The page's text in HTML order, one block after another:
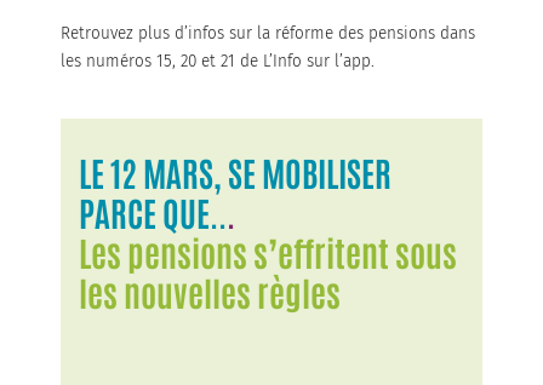
Retrouvez plus d’infos sur la réforme des pensions dans
les numéros 15, 20 et 21 de L’Info sur l’app.
LE 12 MARS, SE MOBILISER
PARCE QUE..
Les pensions s’effritent sous
les nouvelles règles